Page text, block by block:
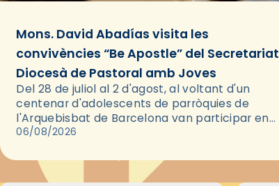
Mons. David Abadías visita les
convivències “Be Apostle” del Secretariat
Diocesà de Pastoral amb Joves
Del 28 de juliol al 2 d'agost, al voltant d'un
centenar d'adolescents de parròquies de
l'Arquebisbat de Barcelona van participar en
les convivències Be Apostle, organitzades pel
06/08/2026